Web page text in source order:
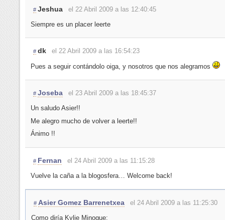
# Jeshua
el 22 Abril 2009 a las 12:40:45
Siempre es un placer leerte
# dk el 22 Abril 2009 a las 16:54:23
Pues a seguir contándolo oiga, y nosotros que nos alegramos
# Joseba
el 23 Abril 2009 a las 18:45:37
Un saludo Asier!!
Me alegro mucho de volver a leerte!!
Ánimo !!
# Fernan
el 24 Abril 2009 a las 11:15:28
Vuelve la caña a la blogosfera… Welcome back!
# Asier Gomez Barrenetxea
el 24 Abril 2009 a las 11:25:30
Como diría Kylie Minogue: